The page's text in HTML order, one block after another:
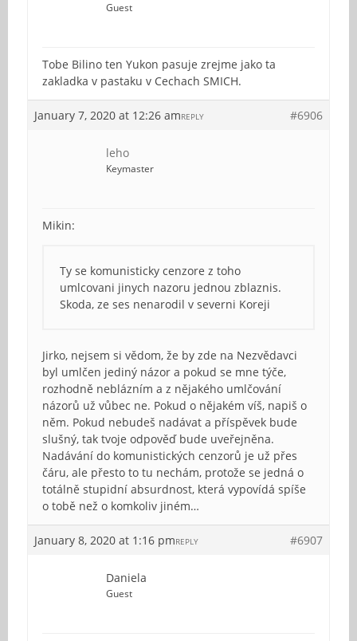
Guest
Tobe Bilino ten Yukon pasuje zrejme jako ta
zakladka v pastaku v Cechach SMICH.
January 7, 2020 at 12:26 am #6906
REPLY
leho
Keymaster
Mikin:
Ty se komunisticky cenzore z toho
umlcovani jinych nazoru jednou zblaznis.
Skoda, ze ses nenarodil v severni Koreji
Jirko, nejsem si vědom, že by zde na Nezvědavci
byl umlčen jediný názor a pokud se mne týče,
rozhodně neblázním a z nějakého umlčování
názorů už vůbec ne. Pokud o nějakém víš, napiš o
něm. Pokud nebudeš nadávat a příspěvek bude
slušný, tak tvoje odpověď bude uveřejněna.
Nadávání do komunistických cenzorů je už přes
čáru, ale přesto to tu nechám, protože se jedná o
totálně stupidní absurdnost, která vypovídá spíše
o tobě než o komkoliv jiném…
January 8, 2020 at 1:16 pm #6907
REPLY
Daniela
Guest